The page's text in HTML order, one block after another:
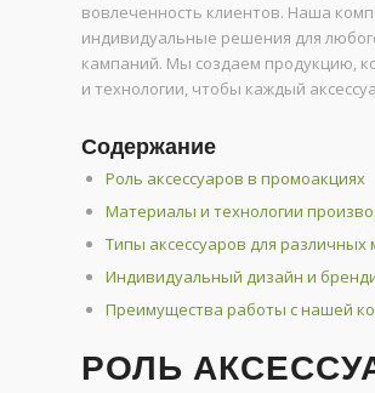
вовлеченность клиентов. Наша
индивидуальные решения для
кампаний. Мы создаем продукцию,
и технологии, чтобы каждый
Содержание
Роль аксессуаров в промоакциях
Материалы и технологии
Типы аксессуаров для различных
Индивидуальный дизайн и
Преимущества работы с нашей
РОЛЬ